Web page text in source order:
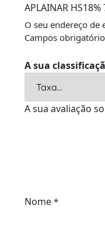
APLAINAR HS18%
O seu endereço de
Campos
A sua
A sua avaliação
Nome *